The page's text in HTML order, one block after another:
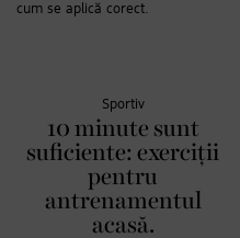
cum se aplică corect.
Sportiv
10 minute sunt
suficiente: exerciții
pentru
antrenamentul
acasă.